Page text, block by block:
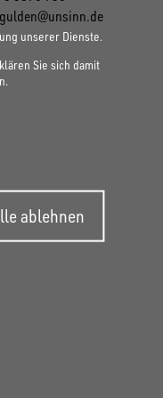
unserer Dienste.
Sie sich damit
ablehnen